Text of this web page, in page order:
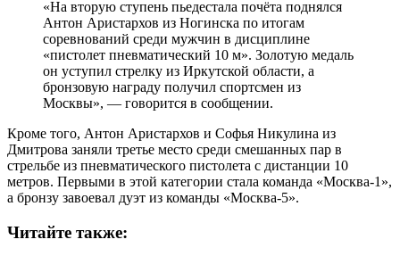
«На вторую ступень пьедестала почёта поднялся
Антон Аристархов из Ногинска по итогам
соревнований среди мужчин в дисциплине
«пистолет пневматический 10 м». Золотую медаль
он уступил стрелку из Иркутской области, а
бронзовую награду получил спортсмен из
Москвы», — говорится в сообщении.
Кроме того, Антон Аристархов и Софья Никулина из
Дмитрова заняли третье место среди смешанных пар в
стрельбе из пневматического пистолета с дистанции 10
метров. Первыми в этой категории стала команда «Москва-1»,
а бронзу завоевал дуэт из команды «Москва-5».
Читайте также: